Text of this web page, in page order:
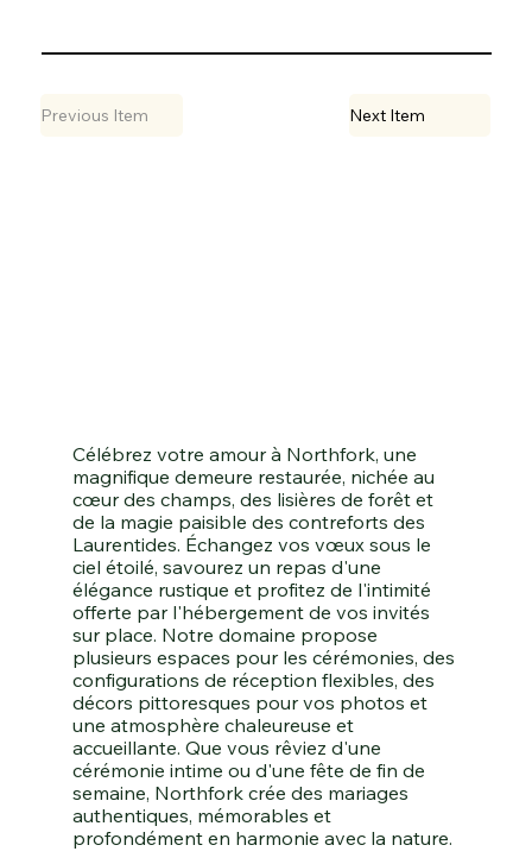
Célébrez votre amour à Northfork, une
magnifique demeure restaurée, nichée au
cœur des champs, des lisières de forêt et
de la magie paisible des contreforts des
Laurentides. Échangez vos vœux sous le
ciel étoilé, savourez un repas d'une
élégance rustique et profitez de l'intimité
offerte par l'hébergement de vos invités
sur place. Notre domaine propose
plusieurs espaces pour les cérémonies, des
configurations de réception flexibles, des
décors pittoresques pour vos photos et
une atmosphère chaleureuse et
accueillante. Que vous rêviez d'une
cérémonie intime ou d'une fête de fin de
semaine, Northfork crée des mariages
authentiques, mémorables et
profondément en harmonie avec la nature.
Previous Item Next Item